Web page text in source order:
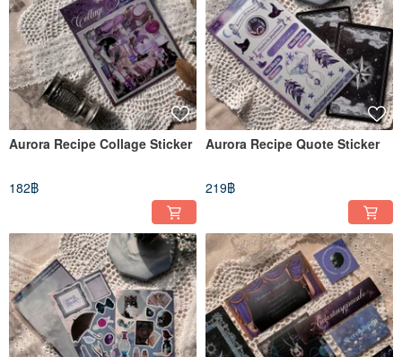
Aurora Recipe Collage Sticker
182฿
Aurora Recipe Quote Sticker
219฿